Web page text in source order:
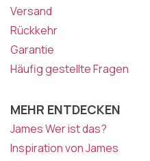
Versand
Rückkehr
Garantie
Häufig gestellte Fragen
MEHR ENTDECKEN
James Wer ist das?
Inspiration von James